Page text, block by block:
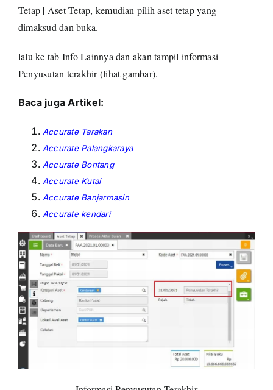
Tetap | Aset Tetap, kemudian pilih aset tetap yang
dimaksud dan buka.
lalu ke tab Info Lainnya dan akan tampil informasi
Penyusutan terakhir (lihat gambar).
Baca juga Artikel:
Accurate Tarakan
Accurate Palangkaraya
Accurate Bontang
Accurate Kutai
Accurate Banjarmasin
Accurate kendari